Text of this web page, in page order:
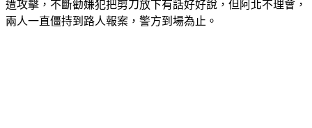
遭攻擊，不斷勸嫌犯把剪刀放下有話好好說，但阿北不理會，
兩人一直僵持到路人報案，警方到場為止。